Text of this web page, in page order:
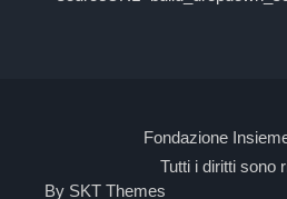
Fondazione
Tutti i diritti sono
By SKT Themes